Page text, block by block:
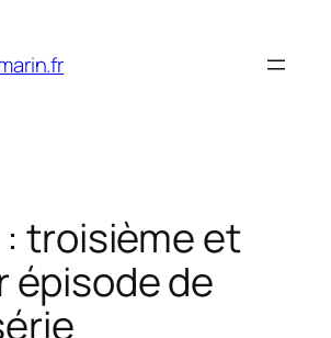
: troisième et
épisode de